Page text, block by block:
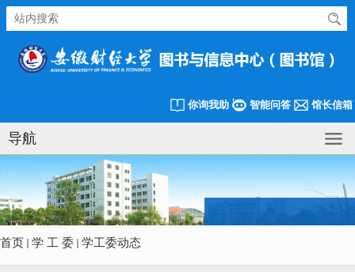
你询我助 智能问答 馆长信箱
导航
首页 学 工 委 学工委动态